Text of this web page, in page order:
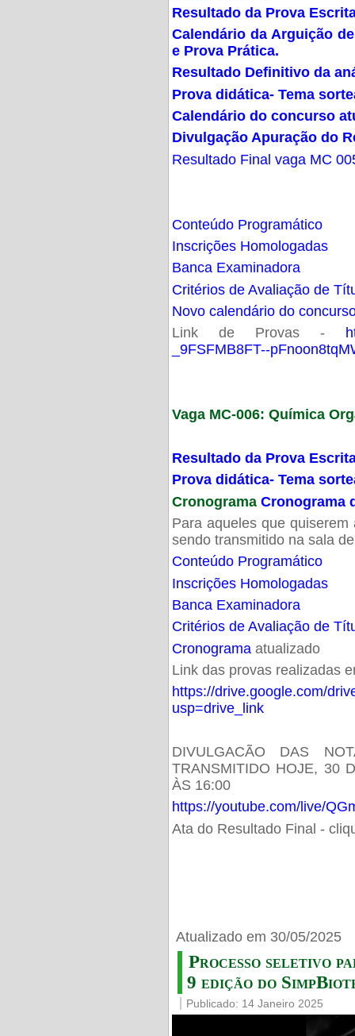
Resultado da Prova
Calendário da Arguição
e Prova Prática.
Resultado Definitivo da
Prova didática- Tema
Calendário do concurso
Divulgação Apuração do
Resultado Final vaga MC
Conteúdo Programático
Inscrições Homologadas
Banca Examinadora
Critérios de Avaliação de
Novo calendário do
Link de Provas -
_9FSFMB8FT--
Vaga MC-006: Química
Resultado da Prova
Prova didática- Tema
Cronograma Cronograma
Para aqueles que
sendo transmitido na sala
Conteúdo Programático
Inscrições Homologadas
Banca Examinadora
Critérios de Avaliação de
Cronogramaatualizado
Link das provas realizadas
https://drive.google.com/
usp=drive_link
DIVULGACÃO DAS
TRANSMITIDO HOJE, 30
ÀS 16:00
https://youtube.com/live/
Ata do Resultado Final -
Atualizado em 30/05/2025
Processo seletivo
9 edição do
Publicado: 14 Janeiro 2025